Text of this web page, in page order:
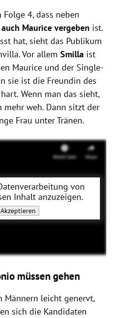
4, dass neben
auch Maurice vergeben ist.
hat, sieht das Publikum
Vor allem Smilla ist
Maurice und der Single-
sie ist die Freundin des
Wenn man das sieht,
weh. Dann sitzt der
Frau unter Tränen.
von
Inhalt anzuzeigen.
müssen gehen
Männern leicht genervt,
sich die Kandidaten